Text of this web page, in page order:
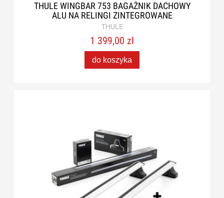
THULE WINGBAR 753 BAGAŻNIK DACHOWY
ALU NA RELINGI ZINTEGROWANE
THULE
1 399,00 zł
do koszyka